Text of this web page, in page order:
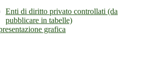
Enti di diritto privato controllati (da
pubblicare in tabelle)
grafica